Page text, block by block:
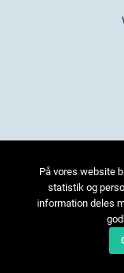
På vores website
statistik og
information deles